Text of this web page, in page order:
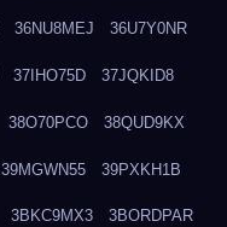
36NU8MEJ 36U7Y0NR
37IHO75D 37JQKID8
38O70PCO 38QUD9KX
39MGWN55 39PXKH1B
3BKC9MX3 3BORDPAR